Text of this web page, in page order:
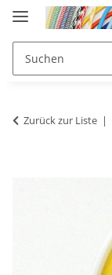
Zurück zur Liste